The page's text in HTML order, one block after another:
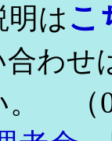
はこ
合わせ
（